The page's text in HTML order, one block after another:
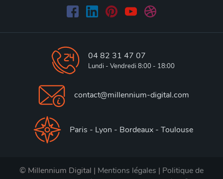
04 82 31 47 07
Lundi - Vendredi 8:00 - 18:00
contact@millennium-digital.com
Paris - Lyon - Bordeaux - Toulouse
© Millennium Digital | Mentions légales | Politique de